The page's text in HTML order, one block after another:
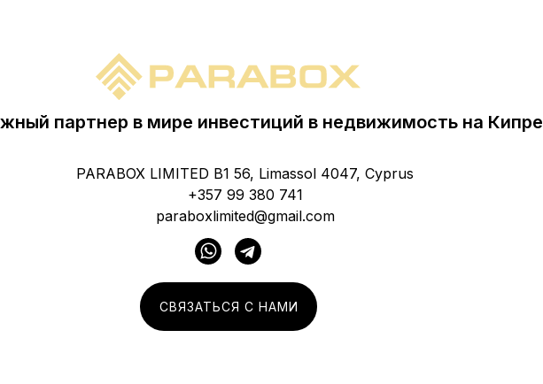
PARABOX LIMITED B1 56, Limassol 4047, Cyprus
+357 99 380 741
paraboxlimited@gmail.com
партнер в мире инвестиций в недвижимость на Кипре
СВЯЗАТЬСЯ С НАМИ